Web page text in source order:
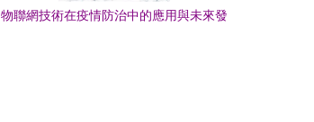
物聯網技術在疫情防治中的應用與未來發